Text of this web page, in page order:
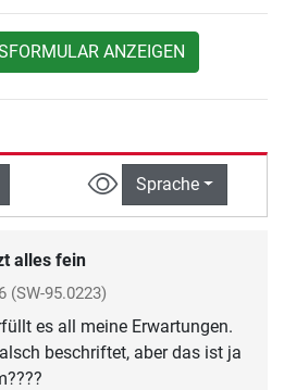
ANZEIGEN
Sprache
alles fein
(SW-95.0223)
es all meine Erwartungen.
beschriftet, aber das ist ja